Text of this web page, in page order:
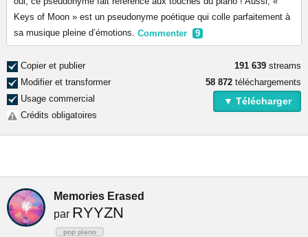
Keys of Moon » est un pseudonyme poétique qui colle parfaitement à
sa musique pleine d’émotions. Commenter 9
Copier et publier
Modifier et transformer
Usage commercial
Crédits obligatoires
191 639 streams
58 872 téléchargements
▼ Télécharger
Memories Erased
par RYYZN
pop piano